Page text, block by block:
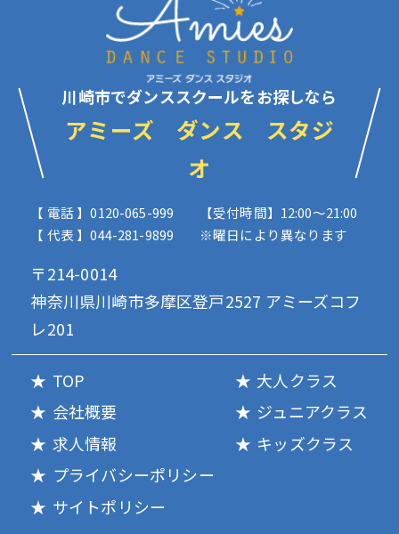
川崎市でダンススクールをお探しなら
アミーズ ダンス スタジ
オ
【 電話 】0120-065-999
【 代表 】044-281-9899
【受付時間】12:00〜21:00
※曜日により異なります
〒214-0014
神奈川県川崎市多摩区登戸2527 アミーズコフ
レ201
TOP
会社概要
求人情報
大人クラス
ジュニアクラス
キッズクラス
プライバシーポリシー
サイトポリシー